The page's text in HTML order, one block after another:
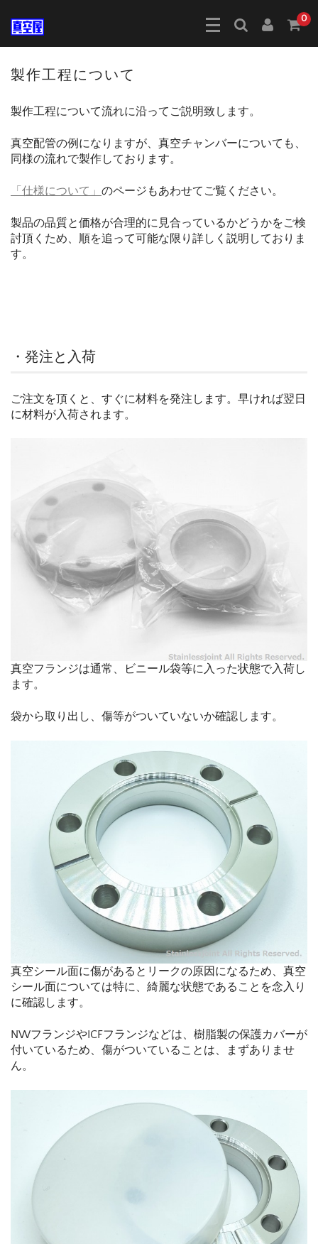
0
製作工程について
製作工程について流れに沿ってご説明致します。
真空配管の例になりますが、真空チャンバーについても、
同様の流れで製作しております。
「仕様について」 のページもあわせてご覧ください。
製品の品質と価格が合理的に見合っているかどうかをご検
討頂くため、順を追って可能な限り詳しく説明しておりま
す。
・発注と入荷
ご注文を頂くと、すぐに材料を発注します。早ければ翌日
に材料が入荷されます。
真空フランジは通常、ビニール袋等に入った状態で入荷し
ます。
袋から取り出し、傷等がついていないか確認します。
真空シール面に傷があるとリークの原因になるため、真空
シール面については特に、綺麗な状態であることを念入り
に確認します。
NWフランジやICFフランジなどは、樹脂製の保護カバーが
付いているため、傷がついていることは、まずありませ
ん。